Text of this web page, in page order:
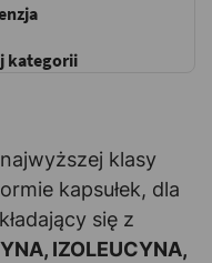
kategorii
klasy
kapsułek, dla
się z
IZOLEUCYNA,